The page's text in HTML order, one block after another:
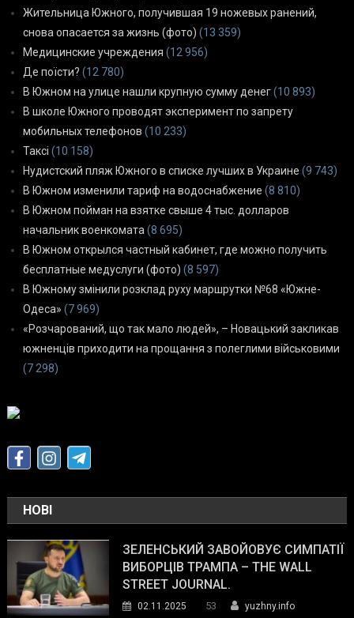
Жительница Южного, получившая 19 ножевых ранений,
снова опасается за жизнь (фото) (13 359)
Медицинские учреждения (12 956)
Де поїсти? (12 780)
В Южном на улице нашли крупную сумму денег(10 893)
В школе Южного проводят эксперимент по запрету
мобильных телефонов (10 233)
Таксі (10 158)
Нудистский пляж Южного в списке лучших в Украине (9 743)
В Южном изменили тариф на водоснабжение (8 810)
В Южном пойман на взятке свыше 4 тыс. долларов
начальник военкомата (8 695)
В Южном открылся частный кабинет, где можно получить
бесплатные медуслуги (фото) (8 597)
В Южному змінили розклад руху маршрутки №68 «Южне-
Одеса» (7 969)
«Розчарований, що так мало людей», – Новацький закликав
южненців приходити на прощання з полеглими військовими
(7 298)
НОВІ
ЗЕЛЕНСЬКИЙ ЗАВОЙОВУЄ СИМПАТІЇ
ВИБОРЦІВ ТРАМПА – THE WALL
STREET JOURNAL.
02.11.2025 53
yuzhny.info